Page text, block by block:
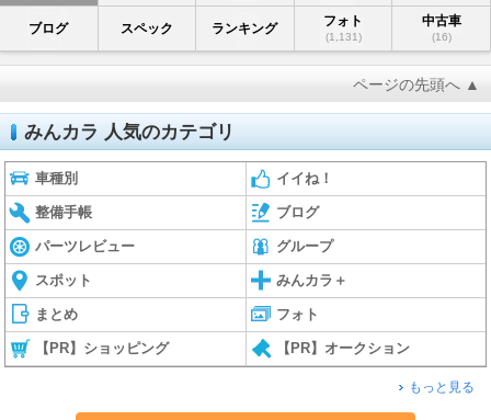
ブログ スペック ランキング フォト
(1,131)
中古車
(16)
ページの先頭へ ▲
みんカラ 人気のカテゴリ
車種別 イイね！
整備手帳 ブログ
パーツレビュー グループ
スポット みんカラ＋
まとめ フォト
【PR】ショッピング 【PR】オークション
もっと見る